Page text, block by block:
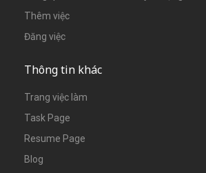
Thêm việc
Đăng việc
Thông tin khác
Trang việc làm
Task Page
Resume Page
Blog